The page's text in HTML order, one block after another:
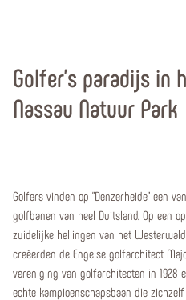
Golfer's paradijs in
Nassau Natuur Park
Golfers vinden op "Denzerheide" een
golfbanen van heel Duitsland. Op een
zuidelijke hellingen van het
creëerden de Engelse golfarchitect
vereniging van golfarchitecten in 1928
echte kampioenschapsbaan die